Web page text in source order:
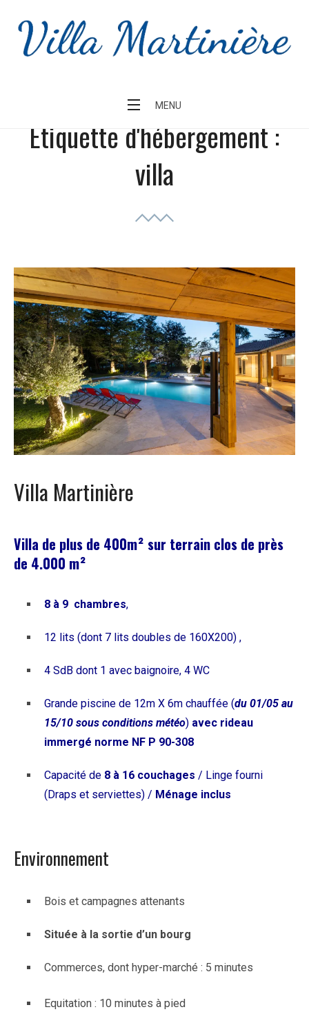
content
MENU
Étiquette d'hébergement :
villa
Villa Martinière
Villa de plus de 400m² sur terrain clos de près
de 4.000 m²
8 à 9 chambres,
12 lits (dont 7 lits doubles de 160X200) ,
4 SdB dont 1 avec baignoire, 4 WC
Grande piscine de 12m X 6m chauffée (du 01/05 au
15/10 sous conditions météo) avec rideau
immergé norme NF P 90-308
Capacité de 8 à 16 couchages / Linge fourni
(Draps et serviettes) / Ménage inclus
Environnement
Bois et campagnes attenants
Située à la sortie d’un bourg
Commerces, dont hyper-marché : 5 minutes
Equitation : 10 minutes à pied